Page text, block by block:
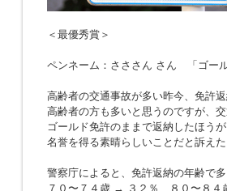
＜最優秀賞＞
ペンネーム：さささん さん 「ゴ
高齢者の交通事故が多い昨今、免許
高齢者の方も多いと思うのですが、
ゴールド免許のままで返納したほう
名誉を得る素晴らしいことだと訴えた
警察庁によると、免許返納の年齢で
７０〜７４歳 → ３２％、８０〜８